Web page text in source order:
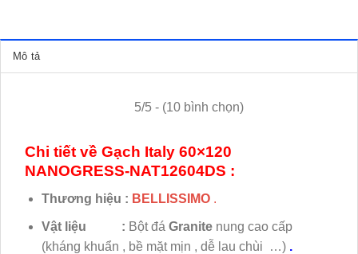
Mô tả
5/5 - (10 bình chọn)
Chi tiết về Gạch Italy 60×120
NANOGRESS-NAT12604DS :
Thương hiệu : BELLISSIMO .
Vật liệu : Bột đá Granitenung cao cấp
(kháng khuẩn , bề mặt mịn , dễ lau chùi …).